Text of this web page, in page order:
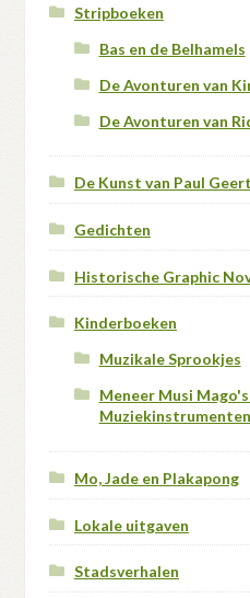
Stripboeken
Bas en de Belhamels
De Avonturen van
De Avonturen van
De Kunst van Paul
Gedichten
Historische Graphic
Kinderboeken
Muzikale Sprookjes
Meneer Musi
Muziekinstrumenten
Mo, Jade en Plakapong
Lokale uitgaven
Stadsverhalen